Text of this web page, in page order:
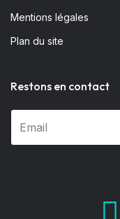
Mentions légales
Plan du site
Restons en contact